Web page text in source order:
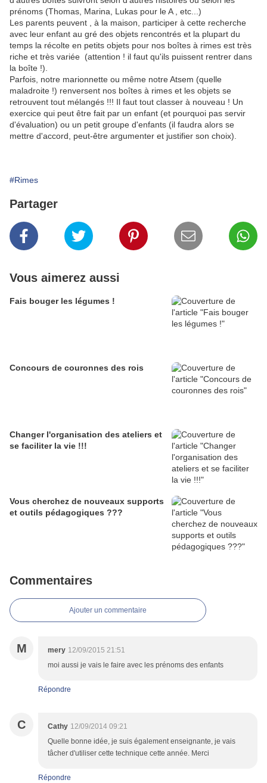
prénoms (Thomas, Marina, Lukas pour le A , etc...)
Les parents peuvent , à la maison, participer à cette recherche
avec leur enfant au gré des objets rencontrés et la plupart du
temps la récolte en petits objets pour nos boîtes à rimes est très
riche et très variée (attention ! il faut qu'ils puissent rentrer dans
la boîte !).
Parfois, notre marionnette ou même notre Atsem (quelle
maladroite !) renversent nos boîtes à rimes et les objets se
retrouvent tout mélangés !!! Il faut tout classer à nouveau ! Un
exercice qui peut être fait par un enfant (et pourquoi pas servir
d'évaluation) ou un petit groupe d'enfants (il faudra alors se
mettre d'accord, peut-être argumenter et justifier son choix).
#Rimes
Partager
Vous aimerez aussi
Fais bouger les légumes !
Concours de couronnes des rois
Changer l'organisation des ateliers et
se faciliter la vie !!!
Vous cherchez de nouveaux supports
et outils pédagogiques ???
Commentaires
Ajouter un commentaire
M mery 12/09/2015 21:51
moi aussi je vais le faire avec les prénoms des enfants
Répondre
C Cathy 12/09/2014 09:21
Quelle bonne idée, je suis également enseignante, je vais
tâcher d'utiliser cette technique cette année. Merci
Répondre